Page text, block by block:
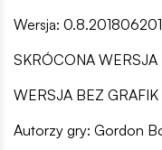
Wersja:
SKRÓCONA WERSJA
WERSJA BEZ
Autorzy gry: Gordon